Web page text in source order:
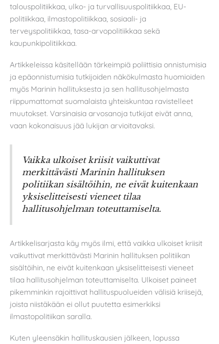
talouspolitiikkaa, ulko- ja turvallisuuspolitiikkaa, EU-
politiikkaa, ilmastopolitiikkaa, sosiaali- ja
terveyspolitiikkaa, tasa-arvopolitiikkaa sekä
kaupunkipolitiikkaa.
Artikkeleissa käsitellään tärkeimpiä poliittisia onnistumisia
ja epäonnistumisia tutkijoiden näkökulmasta huomioiden
myös Marinin hallituksesta ja sen hallitusohjelmasta
riippumattomat suomalaista yhteiskuntaa ravistelleet
muutokset. Varsinaisia arvosanoja tutkijat eivät anna,
vaan kokonaisuus jää lukijan arvioitavaksi.
Vaikka ulkoiset kriisit vaikuttivat
merkittävästi Marinin hallituksen
politiikan sisältöihin, ne eivät kuitenkaan
yksiselitteisesti vieneet tilaa
hallitusohjelman toteuttamiselta.
Artikkelisarjasta käy myös ilmi, että vaikka ulkoiset kriisit
vaikuttivat merkittävästi Marinin hallituksen politiikan
sisältöihin, ne eivät kuitenkaan yksiselitteisesti vieneet
tilaa hallitusohjelman toteuttamiselta. Ulkoiset paineet
pikemminkin rajoittivat hallituspuolueiden välisiä kriisejä,
joista niistäkään ei ollut puutetta esimerkiksi
ilmastopolitiikan saralla.
Kuten yleensäkin hallituskausien jälkeen, lopussa